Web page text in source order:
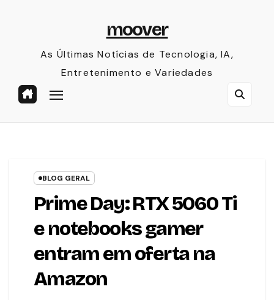
moover
As Últimas Notícias de Tecnologia, IA,
Entretenimento e Variedades
BLOG GERAL
Prime Day: RTX 5060 Ti
e notebooks gamer
entram em oferta na
Amazon